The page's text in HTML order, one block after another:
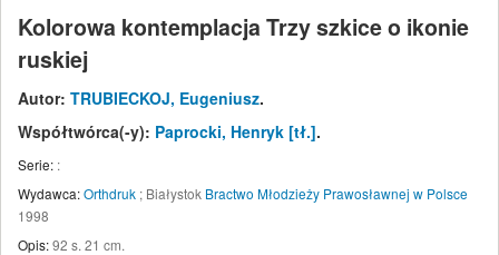
Kolorowa kontemplacja Trzy szkice o ikonie
ruskiej
Autor: TRUBIECKOJ, Eugeniusz.
Współtwórca(-y): Paprocki, Henryk [tł.].
Serie: :
Wydawca:Orthdruk ; Białystok Bractwo Młodzieży Prawosławnej w Polsce
1998
Opis:92 s. 21 cm.